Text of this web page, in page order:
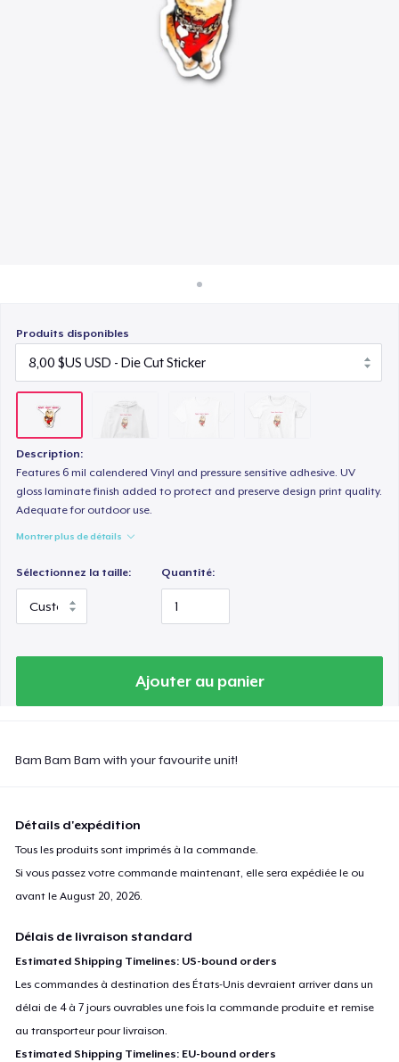
Vendez partout
Vendre n'importe quoi
Produits disponibles
Description:
Features 6 mil calendered Vinyl and pressure sensitive adhesive. UV
gloss laminate finish added to protect and preserve design print quality.
Adequate for outdoor use.
Montrer plus de détails
Sélectionnez la taille: Quantité:
Ajouter au panier
Bam Bam Bam with your favourite unit!
Détails d'expédition
Tous les produits sont imprimés à la commande.
Si vous passez votre commande maintenant, elle sera expédiée le ou
avant leAugust 20, 2026.
Délais de livraison standard
Estimated Shipping Timelines: US-bound orders
Les commandes à destination des États-Unis devraient arriver dans un
délai de 4 à 7 jours ouvrables une fois la commande produite et remise
au transporteur pour livraison.
Estimated Shipping Timelines: EU-bound orders
Women's Classic Tee